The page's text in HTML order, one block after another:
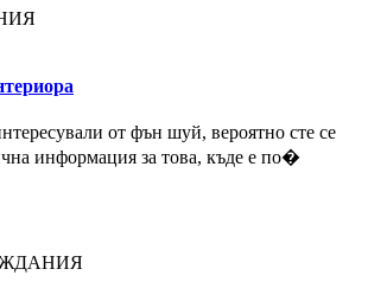
от фън шуй, вероятно сте се
информация за това, къде е по�